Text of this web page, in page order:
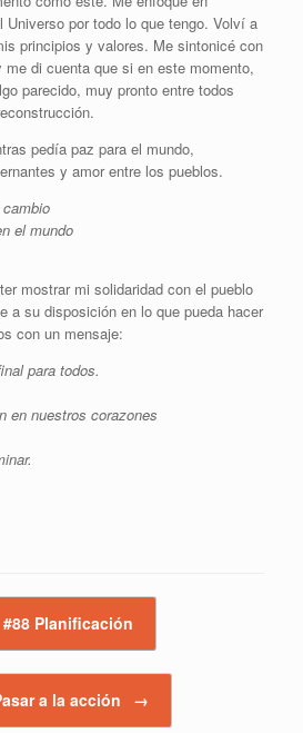
Universo por todo lo que tengo. Volví a
principios y valores. Me sintonicé con
di cuenta que si en este momento,
parecido, muy pronto entre todos
pedía paz para el mundo,
y amor entre los pueblos.
el mundo
mostrar mi solidaridad con el pueblo
a su disposición en lo que pueda hacer
con un mensaje:
para todos.
en nuestros corazones
#88 Planificación
a la acción →